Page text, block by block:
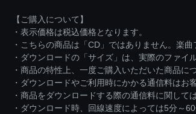
【ご購入について】
・表示価格は税込価格となります。
・こちらの商品は「CD」ではありません。楽
・ダウンロードの「サイズ」は、実際のファイ
・商品の特性上、一度ご購入いただいた商品に
・ダウンロードやご利用時にかかる通信料はお
・商品をダウンロードする際の通信料に関し
・ダウンロード時、回線速度によっては5分～